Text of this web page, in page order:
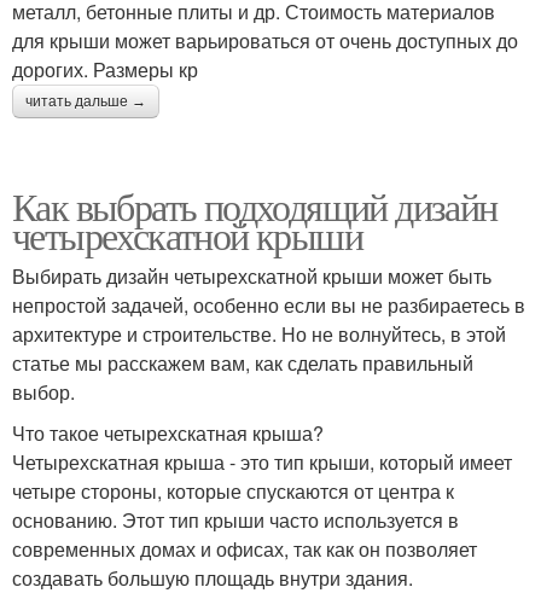
металл, бетонные плиты и др. Стоимость материалов
для крыши может варьироваться от очень доступных до
дорогих. Размеры кр
читать дальше →
Как выбрать подходящий дизайн
четырехскатной крыши
Выбирать дизайн четырехскатной крыши может быть
непростой задачей, особенно если вы не разбираетесь в
архитектуре и строительстве. Но не волнуйтесь, в этой
статье мы расскажем вам, как сделать правильный
выбор.
Что такое четырехскатная крыша?
Четырехскатная крыша - это тип крыши, который имеет
четыре стороны, которые спускаются от центра к
основанию. Этот тип крыши часто используется в
современных домах и офисах, так как он позволяет
создавать большую площадь внутри здания.